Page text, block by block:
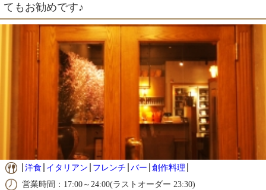
てもお勧めです♪
洋食 イタリアン フレンチ バー 創作料理
営業時間：17:00～24:00(ラストオーダー 23:30)